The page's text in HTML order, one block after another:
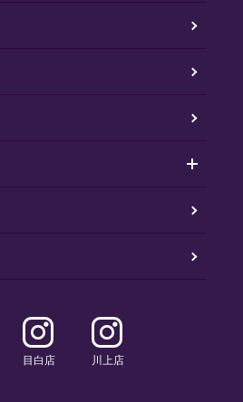
目白店 川上店